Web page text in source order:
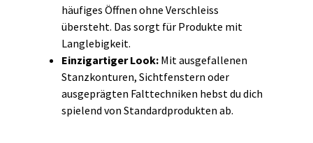
häufiges Öffnen ohne Verschleiss
übersteht. Das sorgt für Produkte mit
Langlebigkeit.
Einzigartiger Look: Mit ausgefallenen
Stanzkonturen, Sichtfenstern oder
ausgeprägten Falttechniken hebst du dich
spielend von Standardprodukten ab.